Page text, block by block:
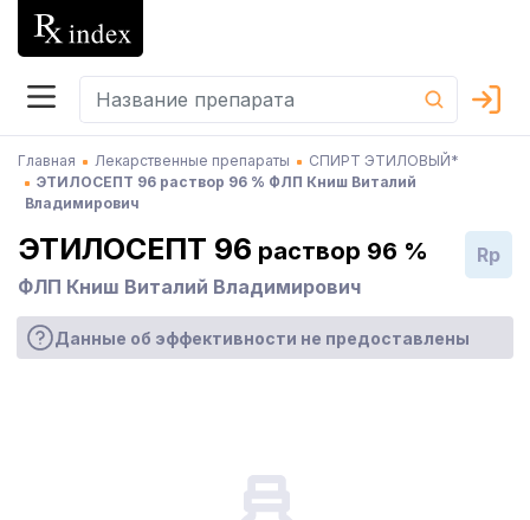
Главная Лекарственные препараты
СПИРТ ЭТИЛОВЫЙ*
ЭТИЛОСЕПТ 96 раствор 96 % ФЛП Книш Виталий
Владимирович
ЭТИЛОСЕПТ 96 раствор 96 %
ФЛП Книш Виталий Владимирович
Rp
Данные об эффективности не предоставлены